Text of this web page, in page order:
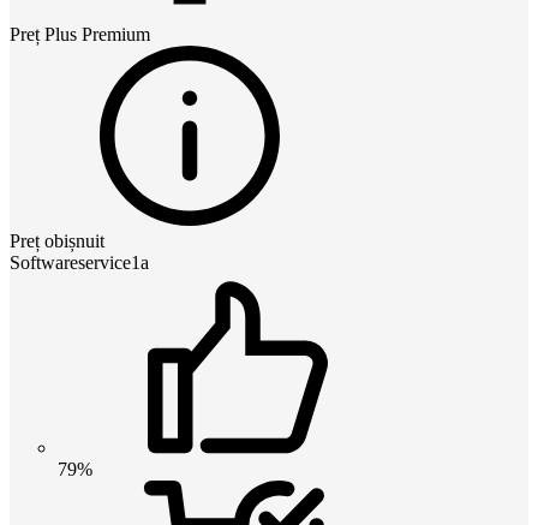
Preț Plus Premium
Preț obișnuit
Softwareservice1a
79%